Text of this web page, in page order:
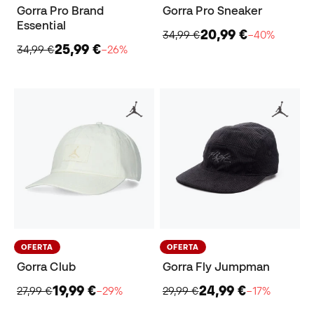
Gorra Pro Brand
Essential
34,99 €25,99 €−26%
Gorra Pro Sneaker
34,99 €20,99 €−40%
OFERTA
Gorra Club
27,99 €19,99 €−29%
OFERTA
Gorra Fly Jumpman
29,99 €24,99 €−17%